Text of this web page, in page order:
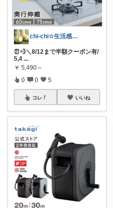
chi-chi☆生活感オフのプチプラ雑貨
⏰️💨＼8/12まで半額クーポン有/
5,4 ...
￥ 5,490～
0 0 5
コレ いいね